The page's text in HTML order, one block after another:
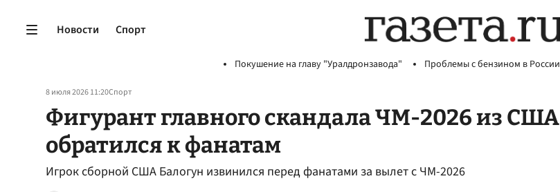
Новости Спорт
Покушение на главу "Уралдронзавода" Проблемы с бензином в России
8 июля 2026 11:20Спорт
Фигурант главного скандала ЧМ-2026 из США
обратился к фанатам
Игрок сборной США Балогун извинился перед фанатами за вылет с ЧМ-2026